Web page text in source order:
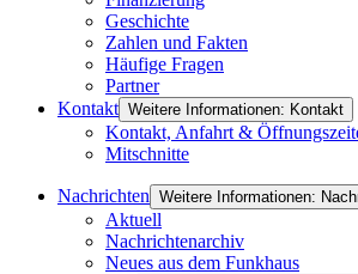
Geschichte
Zahlen und Fakten
Häufige Fragen
Partner
Kontakt Weitere Informationen: Kontakt
Kontakt, Anfahrt &
Mitschnitte
Nachrichten Weitere Informationen:
Aktuell
Nachrichtenarchiv
Neues aus dem Funkhaus